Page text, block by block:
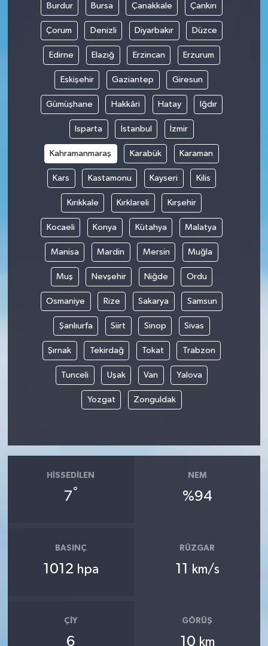
Burdur Bursa Çanakkale Çankırı
Çorum Denizli Diyarbakır Düzce
Edirne Elazığ Erzincan Erzurum
Eskişehir Gaziantep Giresun
Gümüşhane Hakkâri Hatay Iğdır
Isparta İstanbul İzmir
Kahramanmaraş Karabük Karaman
Kars Kastamonu Kayseri Kilis
Kırıkkale Kırklareli Kırşehir
Kocaeli Konya Kütahya Malatya
Manisa Mardin Mersin Muğla
Muş Nevşehir Niğde Ordu
Osmaniye Rize Sakarya Samsun
Şanlıurfa Siirt Sinop Sivas
Şırnak Tekirdağ Tokat Trabzon
Tunceli Uşak Van Yalova
Yozgat Zonguldak
HISSEDILEN
7°
NEM
%94
BASINÇ
1012 hpa
RÜZGAR
11 km/s
ÇIY
6
GÖRÜŞ
10 km